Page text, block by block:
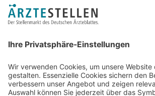
Recruiting-Podcast
Kontakt
Datenschutz